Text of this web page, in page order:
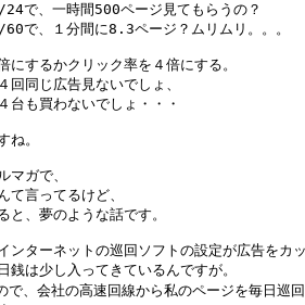
で、一時間500ページ見てもらうの？
で、１分間に8.3ページ？ムリムリ。。。
にするかクリック率を４倍にする。
回同じ広告見ないでしょ、
台も買わないでしょ・・・
ね。
マガで、
て言ってるけど、
と、夢のような話です。
ンターネットの巡回ソフトの設定が広告をカ
銭は少し入ってきているんですが。
、会社の高速回線から私のページを毎日巡